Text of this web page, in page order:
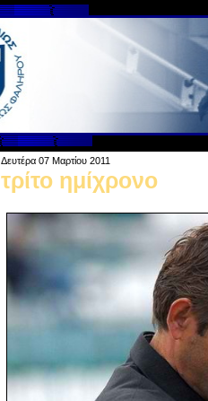
Δευτέρα 07 Μαρτίου 2011
τρίτο ημίχρονο